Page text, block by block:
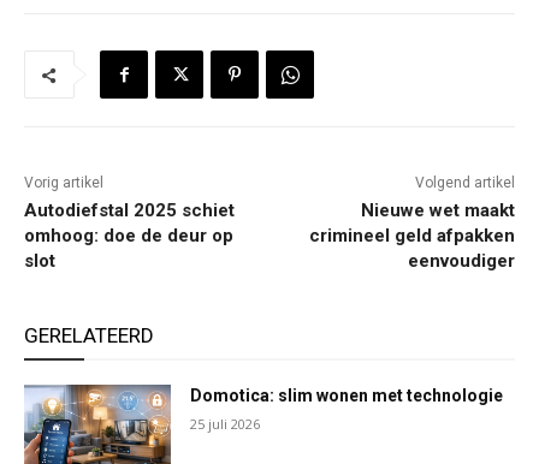
Vorig artikel
Autodiefstal 2025 schiet
omhoog: doe de deur op
slot
Volgend artikel
Nieuwe wet maakt
crimineel geld afpakken
eenvoudiger
GERELATEERD
Domotica: slim wonen met technologie
25 juli 2026